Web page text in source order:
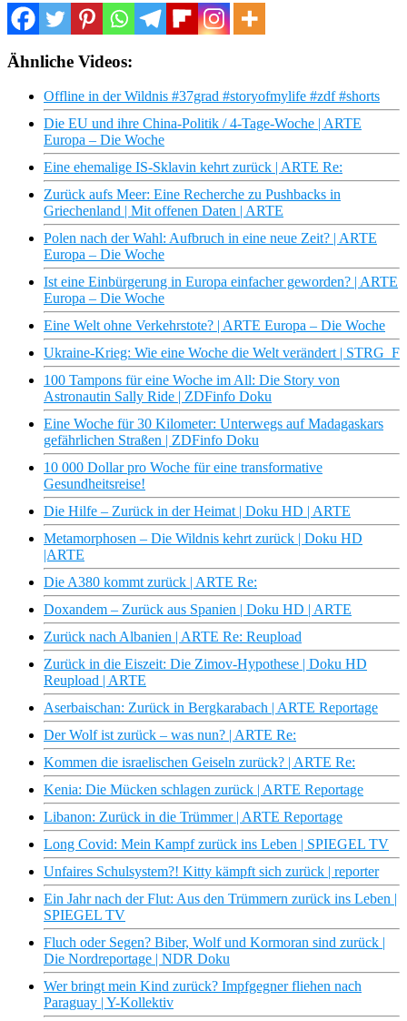
Ähnliche Videos:
Offline in der Wildnis #37grad #storyofmylife #zdf #shorts
Die EU und ihre China-Politik / 4-Tage-Woche | ARTE
Europa – Die Woche
Eine ehemalige IS-Sklavin kehrt zurück | ARTE Re:
Zurück aufs Meer: Eine Recherche zu Pushbacks in
Griechenland | Mit offenen Daten | ARTE
Polen nach der Wahl: Aufbruch in eine neue Zeit? | ARTE
Europa – Die Woche
Ist eine Einbürgerung in Europa einfacher geworden? | ARTE
Europa – Die Woche
Eine Welt ohne Verkehrstote? | ARTE Europa – Die Woche
Ukraine-Krieg: Wie eine Woche die Welt verändert | STRG_F
100 Tampons für eine Woche im All: Die Story von
Astronautin Sally Ride | ZDFinfo Doku
Eine Woche für 30 Kilometer: Unterwegs auf Madagaskars
gefährlichen Straßen | ZDFinfo Doku
10 000 Dollar pro Woche für eine transformative
Gesundheitsreise!
Die Hilfe – Zurück in der Heimat | Doku HD | ARTE
Metamorphosen – Die Wildnis kehrt zurück | Doku HD
|ARTE
Die A380 kommt zurück | ARTE Re:
Doxandem – Zurück aus Spanien | Doku HD | ARTE
Zurück nach Albanien | ARTE Re: Reupload
Zurück in die Eiszeit: Die Zimov-Hypothese | Doku HD
Reupload | ARTE
Aserbaischan: Zurück in Bergkarabach | ARTE Reportage
Der Wolf ist zurück – was nun? | ARTE Re:
Kommen die israelischen Geiseln zurück? | ARTE Re:
Kenia: Die Mücken schlagen zurück | ARTE Reportage
Libanon: Zurück in die Trümmer | ARTE Reportage
Long Covid: Mein Kampf zurück ins Leben | SPIEGEL TV
Unfaires Schulsystem?! Kitty kämpft sich zurück | reporter
Ein Jahr nach der Flut: Aus den Trümmern zurück ins Leben |
SPIEGEL TV
Fluch oder Segen? Biber, Wolf und Kormoran sind zurück |
Die Nordreportage | NDR Doku
Wer bringt mein Kind zurück? Impfgegner fliehen nach
Paraguay | Y-Kollektiv